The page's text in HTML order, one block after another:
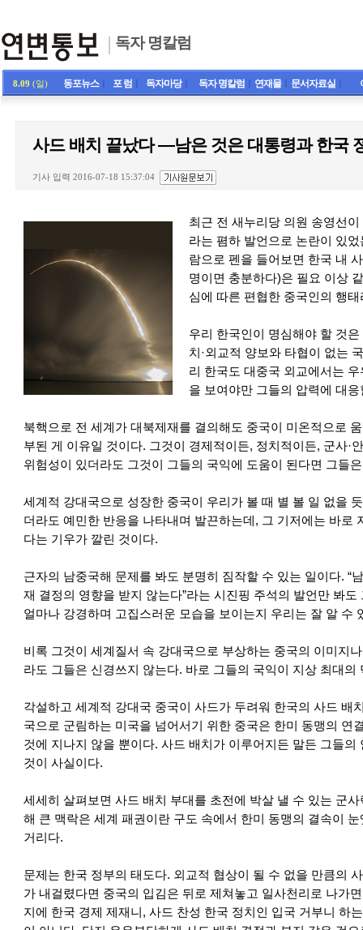
독자 명칼럼
8.09 (일) 동포뉴스ㅣ 포 럼 독자마당ㅣ 독자 명칼럼 연재물ㅣ 문서자료실
사드 배치 끝났다 ―남은 것은 대통령과 한국
기사 입력 2016-07-18 15:37:04
최근 전 새누리당 의원 송영선
라는 폄하 발언으로 논란이 있
람으로 펜을 들어보면 한국 내
명이면 충분하다)은 필요 이상
심에 따른 편협한 중국인의 행
우리 한국인이 명심해야 할 것
치·외교적 양보와 타협이 없는
리 한국도 대중국 외교에서는
을 보여야만 그들의 압력에 대응
북핵으로 전 세계가 대북제재를 결의해도 중국이 미온적으로
부된 게 이유일 것이다. 그것이 경제적이든, 정치적이든, 군사·
위험성이 있더라도 그것이 그들의 국익에 도움이 된다면 그들
세계적 강대국으로 성장한 중국이 우리가 볼 때 별 볼 일 없을
더라도 예민한 반응을 나타내며 발끈하는데, 그 기저에는 바로
다는 기우가 깔린 것이다.
근자의 남중국해 문제를 봐도 분명히 짐작할 수 있는 일이다. “
재 결정의 영향을 받지 않는다”라는 시진핑 주석의 발언만 봐
얼마나 강경하며 고집스러운 모습을 보이는지 우리는 잘 알 수
비록 그것이 세계질서 속 강대국으로 부상하는 중국의 이미지
라도 그들은 신경쓰지 않는다. 바로 그들의 국익이 지상 최대의
각설하고 세계적 강대국 중국이 사드가 두려워 한국의 사드 배
국으로 군림하는 미국을 넘어서기 위한 중국은 한미 동맹의 연
것에 지나지 않을 뿐이다. 사드 배치가 이루어지든 말든 그들의
것이 사실이다.
세세히 살펴보면 사드 배치 부대를 초전에 박살 낼 수 있는 군
해 큰 맥락은 세계 패권이란 구도 속에서 한미 동맹의 결속이
거리다.
문제는 한국 정부의 태도다. 외교적 협상이 될 수 없을 만큼의
가 내걸렸다면 중국의 입김은 뒤로 제쳐놓고 일사천리로 나가
지에 한국 경제 제재니, 사드 찬성 한국 정치인 입국 거부니 하